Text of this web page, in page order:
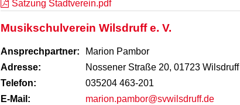
Satzung Stadtverein.pdf
Musikschulverein Wilsdruff e. V.
Ansprechpartner:
Marion Pambor
Adresse:
Nossener Straße 20, 01723 Wilsdruff
Telefon:
035204 463-201
E-Mail:
marion.pambor@svwilsdruff.de